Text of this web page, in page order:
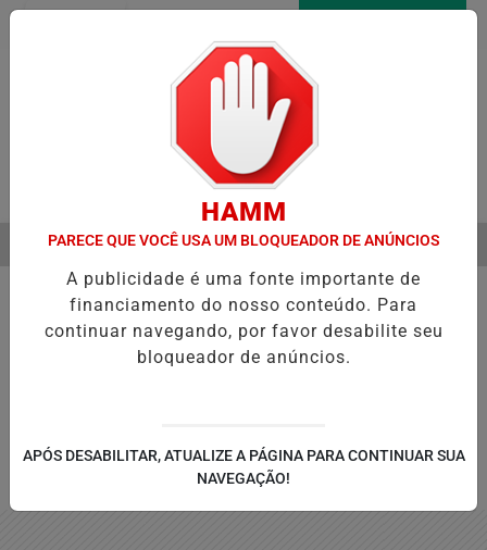
Pesquisar Notícia
RECUPERAÇÃO FISCAL PARA EQUILIBRAR CONTAS PÚBLICAS
EM ALTA
MENU
HAMM
PARECE QUE VOCÊ USA UM BLOQUEADOR DE ANÚNCIOS
A publicidade é uma fonte importante de
financiamento do nosso conteúdo. Para
continuar navegando, por favor desabilite seu
bloqueador de anúncios.
APÓS DESABILITAR, ATUALIZE A PÁGINA PARA CONTINUAR SUA
NAVEGAÇÃO!